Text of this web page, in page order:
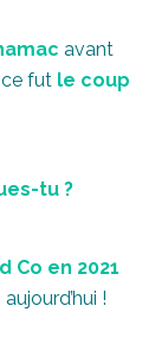
avant
fut le coup
tu ?
Co en 2021
!